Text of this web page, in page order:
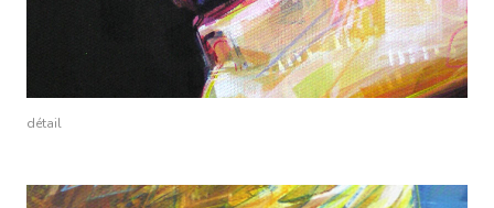
détail